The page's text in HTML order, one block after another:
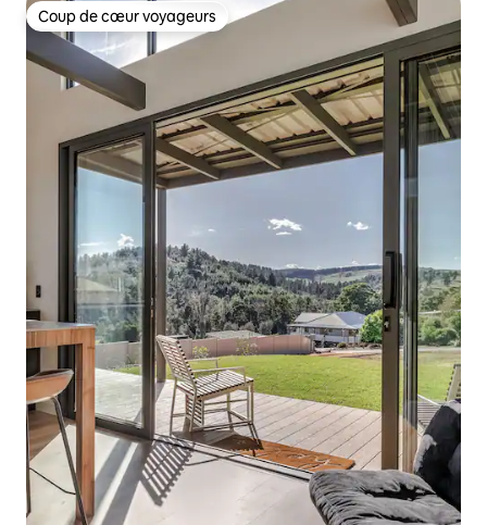
Coup de cœur voyageurs
Coup de cœur voyageurs